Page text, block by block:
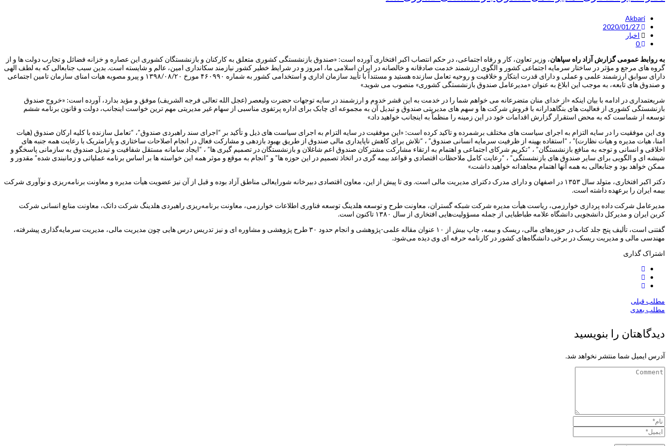
Akbari
اخبار
به روابط عمومی گزارش آزاد راه سپاهان، وزیر تعاون، کار و رفاه اجتماعی، در حکم انتصاب اکبر افتخاری آورده است: «صندوق بازنشستگی کشوری متعلق به کارکنان و بازنشستگان کشوری این عصاره و خزانه فضائل و تجارب دولت ها و از
گروه های مرجع و مؤثر در ساختار سرمایه اجتماعی کشور و الگوی ارزشمند خدمت صادقانه و خالصانه در ایران اسلامی ما، امروز و در شرایط خطیر کشور نیازمند سکانداری امین، عالم و شایسته است. بدین سبب جنابعالی که به لطف الهی
دارای سوابق ارزشمند علمی و عملی و دارای قدرت ابتکار و خلاقیت و روحیه تعامل سازنده هستید و مستنداً با تأیید سازمان اداری و استخدامی کشور به شماره ۴۶۰۹۹۰ مورخ ۱۳۹۸/۰۸/۲۰ و پیرو مصوبه هیات امنای سازمان تامین اجتماعی
و صندوق های تابعه، به موجب این ابلاغ به عنوان «مدیرعامل صندوق بازنشستگی کشوری» منصوب می شوید.»
شریعتمداری در ادامه با بیان اینکه «از خدای منان متضرعانه می خواهم شما را در خدمت به این قشر خدوم و ارزشمند در سایه توجهات حضرت ولیعصر (عجل الله تعالی فرجه الشریف) موفق و مؤید بدارد، آورده است: «خروج صندوق
بازنشستگی کشوری از فعالیت های بنگاهدارانه با فروش شرکت ها و سهم های مدیریتی صندوق و تبدیل آن به مجموعه ای چابک برای اداره پرتفوی مناسبی از سهام غیر مدیریتی مهم ترین خواست اینجانب، دولت و قانون برنامه ششم
توسعه از شماست که به محض استقرار گزارش اقدامات خود در این زمینه را منظماً به اینجانب خواهید داد.»
وی این موفقیت را در سایه التزام به اجرای سیاست های مختلف برشمرده و تاکید کرده است: «این موفقیت در سایه التزام به اجرای سیاست های ذیل و تأکید بر “اجرای سند راهبردی صندوق”، “تعامل سازنده با کلیه ارکان صندوق (هیات
امنا، هیات مدیره و هیات نظارت)” ، “استفاده بهینه از ظرفیت سرمایه انسانی صندوق” ، “تلاش برای کاهش ناپایداری مالی صندوق از طریق بهبود بازدهی و مشارکت فعال در انجام اصلاحات ساختاری و پارامتریک با رعایت همه جنبه های
اخلاقی و انسانی و توجه به منافع بازنشستگان” ، “تکریم شرکای اجتماعی و اهتمام به ارتقاء مشارکت مشترکان صندوق اعم شاغلان و بازنشستگان در تصمیم گیری ها” ، “ایجاد سامانه مستقل شفافیت و تبدیل صندوق به سازمانی پاسخگو و
شیشه ای و الگویی برای سایر صندوق های بازنشستگی” ، “رعایت کامل ملاحظات اقتصادی و قواعد بیمه گری در اتخاذ تصمیم در این حوزه ها” و “انجام به موقع و موثر همه این خواسته ها بر اساس برنامه عملیاتی و زمانبندی شده” مقدور و
ممکن خواهد بود و جنابعالی به همه آنها اهتمام مجاهدانه خواهید داشت.»
دکتر اکبر افتخاری، متولد سال ۱۳۵۳ در اصفهان و دارای مدرک دکترای مدیریت مالی است. وی تا پیش از این، معاون اقتصادی دبیرخانه شورایعالی مناطق آزاد بوده و قبل از آن نیز عضویت هیأت مدیره و معاونت برنامه‌ریزی و نوآوری شرکت
بیمه ایران را برعهده داشته است.
مدیرعامل شرکت داده پردازی خوارزمی، ریاست هیأت مدیره شرکت شبکه گستران، معاونت طرح و توسعه هلدینگ توسعه فناوری اطلاعات خوارزمی، معاونت برنامه‌ریزی راهبردی هلدینگ شرکت داتک، معاونت منابع انسانی شرکت
کربن ایران و مدیرکل دانشجویی دانشگاه علامه طباطبایی از جمله مسؤولیت‌هایی افتخاری از سال ۱۳۸۰ تاکنون است.
گفتنی است، تألیف پنج جلد کتاب در حوزه‌های مالی، ریسک و بیمه، چاپ بیش از ۱۰ عنوان مقاله علمی-پژوهشی و انجام حدود ۳۰ طرح پژوهشی و مشاوره ای و نیز تدریس درس هایی چون مدیریت مالی، مدیریت سرمایه‌گذاری پیشرفته،
مهندسی مالی و مدیریت ریسک در برخی دانشگاه‌های کشور در کارنامه حرفه ای وی دیده می‌شود.
اشتراک گذاری
مطلب قبلی
مطلب بعدی
دیدگاهتان را بنویسید
آدرس ایمیل شما منتشر نخواهد شد.